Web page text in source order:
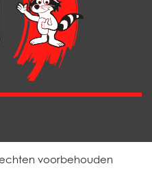
voorbehouden